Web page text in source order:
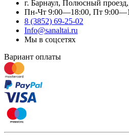
г. Барнаул, Полюсный проезд,
Пн-Чт 9:00—18:00, Пт
8 (3852) 69-25-02
Info@sanaltai.ru
Мы в соцсетях
Вариант оплаты